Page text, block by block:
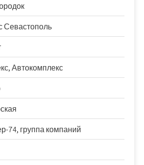
Севастополь
Автокомплекс
74, группа компаний